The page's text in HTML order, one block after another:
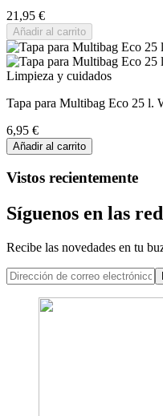
21,95 €
Añadir al carrito
Limpieza y cuidados
Tapa para Multibag Eco 25 l.
6,95 €
Añadir al carrito
Vistos recientemente
Síguenos en las
Recibe las novedades en tu